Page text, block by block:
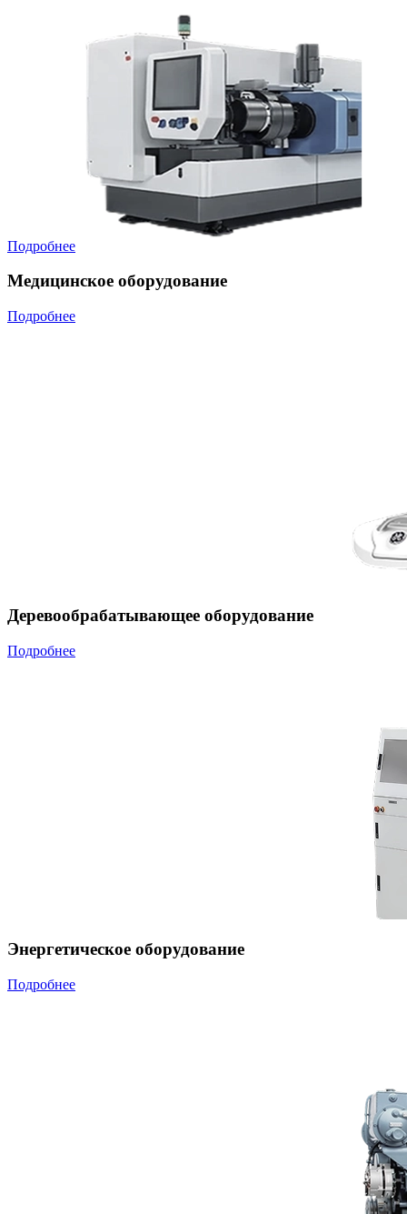
Подробнее
Медицинское оборудование
Подробнее
Деревообрабатывающее оборудование
Подробнее
Энергетическое оборудование
Подробнее